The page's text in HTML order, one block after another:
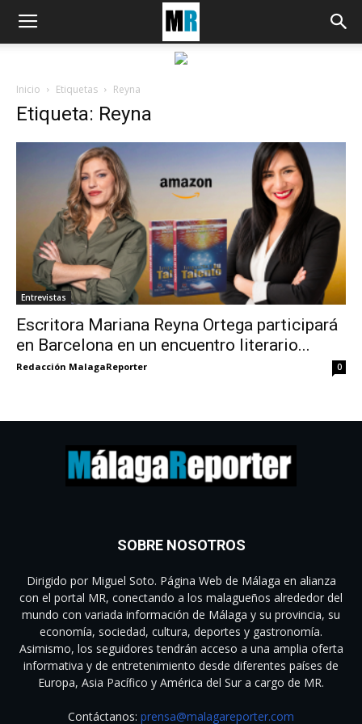
Inicio Etiquetas Reyna
Etiqueta: Reyna
Entrevistas
Escritora Mariana Reyna Ortega participará
en Barcelona en un encuentro literario...
Redacción MalagaReporter 0
SOBRE NOSOTROS
Dirigido por Miguel Soto. Página Web de Málaga en alianza
con el portal MR, conectando a los malagueños alrededor del
mundo con variada información de Málaga y su provincia, su
economía, sociedad, cultura, deportes y gastronomía.
Asimismo, los seguidores tendrán acceso a una amplia oferta
informativa y de entretenimiento desde diferentes países de
Europa, Asia Pacífico y América del Sur a cargo de MR.
Contáctanos: prensa@malagareporter.com